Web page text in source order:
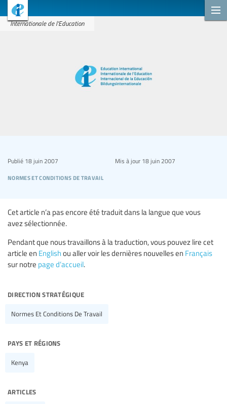
Internationale de l'Education
normes et conditions de travail
Publié 18 juin 2007 Mis à jour18 juin 2007
Cet article n’a pas encore été traduit dans la langue que vous
avez sélectionnée.
Pendant que nous travaillons à la traduction, vous pouvez lire cet
article en English ou aller voir les dernières nouvelles en Français
sur notre page d’accueil.
direction stratégique
Normes Et Conditions De Travail
pays et régions
Kenya
articles